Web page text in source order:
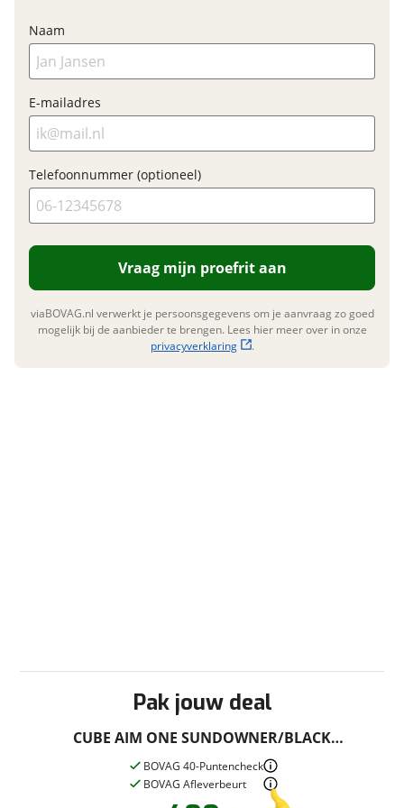
E-bike
Elektrisch?
Financieel
Prijs
BTW/marge
Bijtellingspercentage
7 %
Nieuwprijs
€ 499,-
Garanties
Pak jouw deal
CUBE AIM ONE SUNDOWNER/BLACK
SUNDOWNER/BLACK M M 2026
BOVAG 40-Puntencheck
BOVAG Afleverbeurt
Naam
E-mailadres
Telefoonnummer (optioneel)
Vraag mijn proefrit aan
viaBOVAG.nl verwerkt je persoonsgegevens om je aanvraag zo goed
mogelijk bij de aanbieder te brengen. Lees hier meer over in onze
privacyverklaring
.